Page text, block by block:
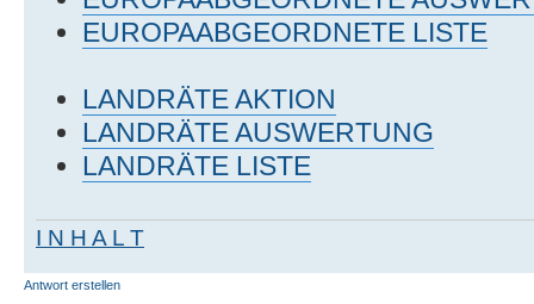
EUROPAABGEORDNETE LISTE
LANDRÄTE AKTION
LANDRÄTE AUSWERTUNG
LANDRÄTE LISTE
I N H A L T
Antwort erstellen